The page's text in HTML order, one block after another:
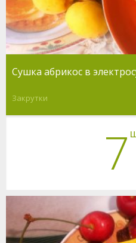
Сушка абрикос в
Закрутки
7